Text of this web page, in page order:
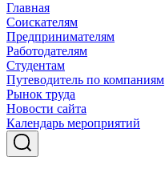
Главная
Соискателям
Предпринимателям
Работодателям
Студентам
Путеводитель по компаниям
Рынок труда
Новости сайта
Календарь мероприятий